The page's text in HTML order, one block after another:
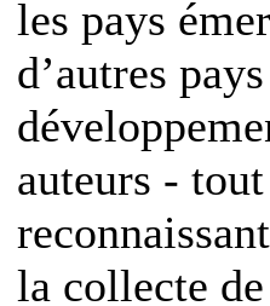
les pays
d’autres
auteurs -
la collecte